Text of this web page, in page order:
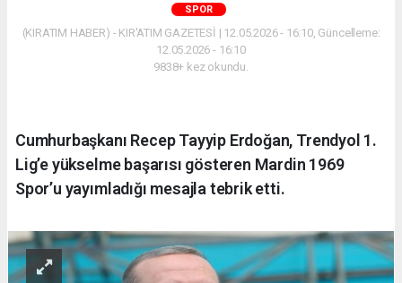
SPOR
(KIRATIM HABER) - KIR'ATIM GAZETESİ | 12.05.2026 - 16:10, Güncelleme:
12.05.2026 - 16:10
9838+ kez okundu.
Cumhurbaşkanı Recep Tayyip Erdoğan, Trendyol 1.
Lig’e yükselme başarısı gösteren Mardin 1969
Spor’u yayımladığı mesajla tebrik etti.